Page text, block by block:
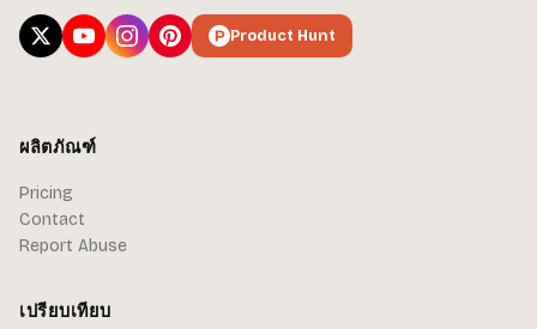
Product Hunt
ผลิตภัณฑ์
Pricing
Contact
Report Abuse
เปรียบเทียบ